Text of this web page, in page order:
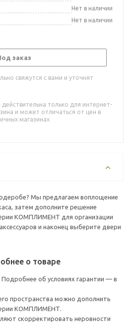
Нет в наличии
Нет в наличии
заказ
свяжутся с вами и уточнят
действительна только для интернет-
и может отличаться от цен в
магазинах
Мы предлагаем воплощение
затем дополните решение
КОМПЛИМЕНТ для организации
и наконец выберите двери
о товаре
Подробнее об условиях гарантии — в
пространства можно дополнить
КОМПЛИМЕНТ.
скорректировать неровности